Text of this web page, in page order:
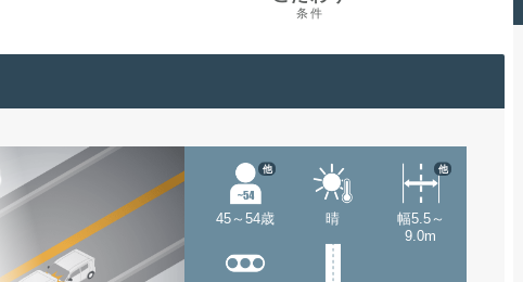
条件
45～54歳
他
晴
幅5.5～
9.0m
他